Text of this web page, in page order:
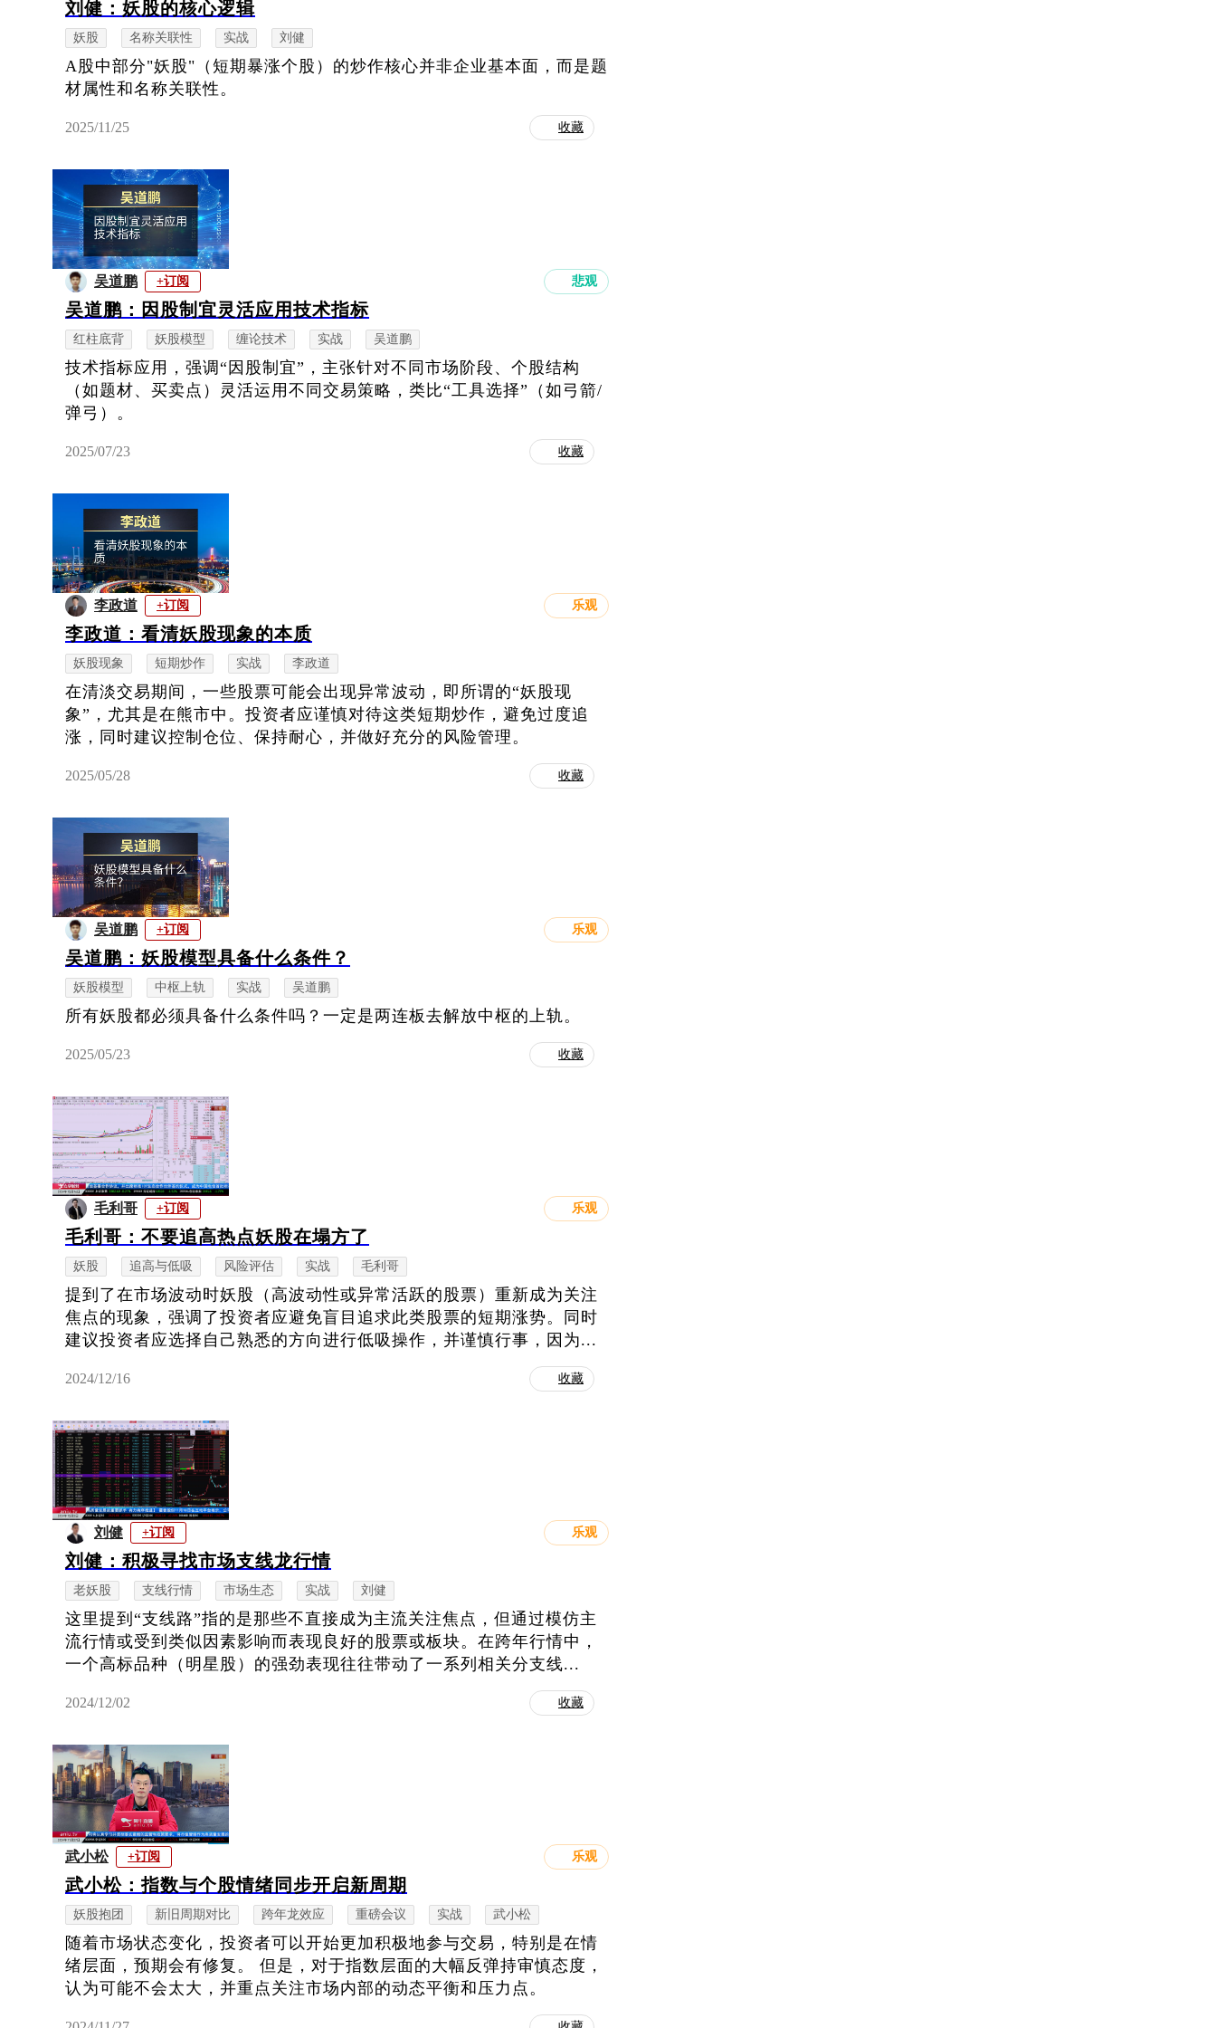
刘健：妖股的核心逻辑
妖股 名称关联性 实战 刘健
A股中部分"妖股"（短期暴涨个股）的炒作核心并非企业基本面，而是题
材属性和名称关联性。
2025/11/25 收藏
吴道鹏 +订阅 悲观
吴道鹏：因股制宜灵活应用技术指标
红柱底背 妖股模型 缠论技术 实战 吴道鹏
技术指标应用，强调“因股制宜”，主张针对不同市场阶段、个股结构
（如题材、买卖点）灵活运用不同交易策略，类比“工具选择”（如弓箭/
弹弓）。
2025/07/23 收藏
李政道 +订阅 乐观
李政道：看清妖股现象的本质
妖股现象 短期炒作 实战 李政道
在清淡交易期间，一些股票可能会出现异常波动，即所谓的“妖股现
象”，尤其是在熊市中。投资者应谨慎对待这类短期炒作，避免过度追
涨，同时建议控制仓位、保持耐心，并做好充分的风险管理。
2025/05/28 收藏
吴道鹏 +订阅 乐观
吴道鹏：妖股模型具备什么条件？
妖股模型 中枢上轨 实战 吴道鹏
所有妖股都必须具备什么条件吗？一定是两连板去解放中枢的上轨。
2025/05/23 收藏
毛利哥 +订阅 乐观
毛利哥：不要追高热点妖股在塌方了
妖股 追高与低吸 风险评估 实战 毛利哥
提到了在市场波动时妖股（高波动性或异常活跃的股票）重新成为关注
焦点的现象，强调了投资者应避免盲目追求此类股票的短期涨势。同时
建议投资者应选择自己熟悉的方向进行低吸操作，并谨慎行事，因为...
2024/12/16 收藏
刘健 +订阅 乐观
刘健：积极寻找市场支线龙行情
老妖股 支线行情 市场生态 实战 刘健
这里提到“支线路”指的是那些不直接成为主流关注焦点，但通过模仿主
流行情或受到类似因素影响而表现良好的股票或板块。在跨年行情中，
一个高标品种（明星股）的强劲表现往往带动了一系列相关分支线...
2024/12/02 收藏
武小松 +订阅 乐观
武小松：指数与个股情绪同步开启新周期
妖股抱团 新旧周期对比 跨年龙效应 重磅会议 实战 武小松
随着市场状态变化，投资者可以开始更加积极地参与交易，特别是在情
绪层面，预期会有修复。 但是，对于指数层面的大幅反弹持审慎态度，
认为可能不会太大，并重点关注市场内部的动态平衡和压力点。